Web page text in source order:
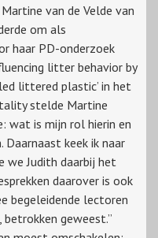
van de Velde van
om als
haar PD-onderzoek
litter behavior by
littered plastic’ in het
stelde Martine
wat is mijn rol hierin en
Daarnaast keek ik naar
we Judith daarbij het
daarover is ook
begeleidende lectoren
geweest.”